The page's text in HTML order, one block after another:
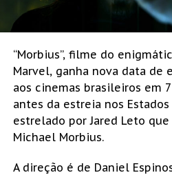
“Morbius”, filme do
Marvel, ganha nova data de
aos cinemas brasileiros em
antes da estreia nos
estrelado por Jared Leto
Michael Morbius.
A direção é de Daniel